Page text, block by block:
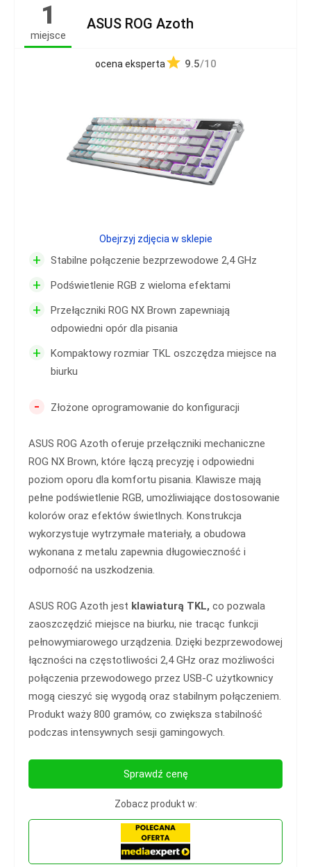
1
miejsce
ASUS ROG Azoth
ocena eksperta 9.5/10
+ Stabilne połączenie bezprzewodowe 2,4 GHz
+ Podświetlenie RGB z wieloma efektami
+
Przełączniki ROG NX Brown zapewniają
odpowiedni opór dla pisania
+
Kompaktowy rozmiar TKL oszczędza miejsce na
biurku
- Złożone oprogramowanie do konfiguracji
ASUS ROG Azoth oferuje przełączniki mechaniczne
ROG NX Brown, które łączą precyzję i odpowiedni
poziom oporu dla komfortu pisania. Klawisze mają
pełne podświetlenie RGB, umożliwiające dostosowanie
kolorów oraz efektów świetlnych. Konstrukcja
wykorzystuje wytrzymałe materiały, a obudowa
wykonana z metalu zapewnia długowieczność i
odporność na uszkodzenia.
ASUS ROG Azoth jest klawiaturą TKL, co pozwala
zaoszczędzić miejsce na biurku, nie tracąc funkcji
pełnowymiarowego urządzenia. Dzięki bezprzewodowej
łączności na częstotliwości 2,4 GHz oraz możliwości
połączenia przewodowego przez USB-C użytkownicy
mogą cieszyć się wygodą oraz stabilnym połączeniem.
Produkt waży 800 gramów, co zwiększa stabilność
podczas intensywnych sesji gamingowych.
Obejrzyj zdjęcia w sklepie
Sprawdź cenę
Zobacz produkt w: